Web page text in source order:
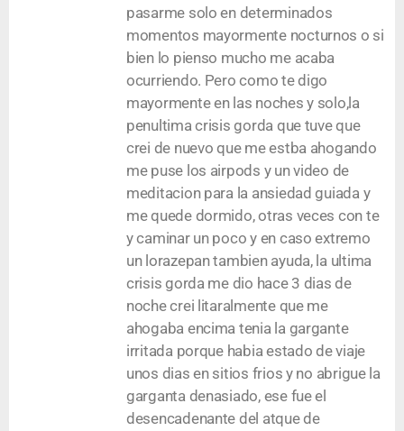
pasarme solo en determinados
momentos mayormente nocturnos o si
bien lo pienso mucho me acaba
ocurriendo. Pero como te digo
mayormente en las noches y solo,la
penultima crisis gorda que tuve que
crei de nuevo que me estba ahogando
me puse los airpods y un video de
meditacion para la ansiedad guiada y
me quede dormido, otras veces con te
y caminar un poco y en caso extremo
un lorazepan tambien ayuda, la ultima
crisis gorda me dio hace 3 dias de
noche crei litaralmente que me
ahogaba encima tenia la gargante
irritada porque habia estado de viaje
unos dias en sitios frios y no abrigue la
garganta denasiado, ese fue el
desencadenante del atque de